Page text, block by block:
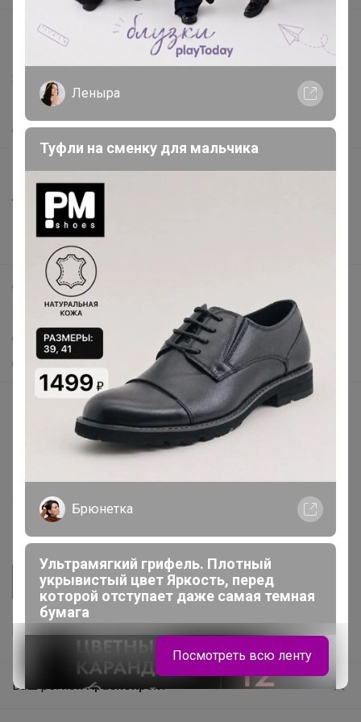
Ваш регионКрасноярск?
support@24-ok.ru
Написать в поддержку
Защита покупателя
Помощь
О нас
Все предложения
Анонсы
Новости
Поддержка альпак
Самое выгодное
Хиты продаж
Самое желанное
Самое быстрое
Начать зарабатывать с 24-ok
Picabox.ru - Лучшее место для ваших изображений
Розыгрыш - Генератор случайных чисел
Пульс нашего маркетплейса
Укорачиватель ссылок
Леныра
Туфли на сменку для мальчика
Брюнетка
Ультрамягкий грифель. Плотный
укрывистый цвет Яркость, перед
которой отступает даже самая темная
бумага
Посмотреть всю ленту
Продолжая использовать этот сайт и нажимая кнопку